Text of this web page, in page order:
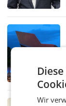
Wir